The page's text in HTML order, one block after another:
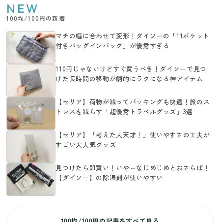
NEW
100均/100円の新着
マチの幅に合わせて変形！ダイソーの「11ポケット
付きバッグインバッグ」が優秀すぎる
110円じゃないけどすぐ買うべき！ダイソーで見つ
けた長時間の移動が劇的にラクになる神アイテム
【セリア】荷物が減ってパッキングも快適！旅のス
トレスを減らす「超優秀トラベルグッズ」3選
【セリア】「考えた人天才！」使いやすさの工夫が
すごい大人気グッズ
見つけたら即買い！いや～なじめじめとおさらば！
【ダイソー】の除湿剤が使いやすい